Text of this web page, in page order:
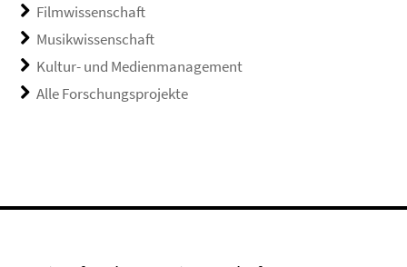
Filmwissenschaft
Musikwissenschaft
Kultur- und Medienmanagement
Alle Forschungsprojekte